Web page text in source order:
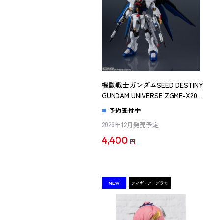
機動戦士ガンダムSEED DESTINY
GUNDAM UNIVERSE ZGMF-X20A
STRIKE FREEDOM GUNDAM
RENEWAL
予約受付中
2026年12月発売予定
4,400 円